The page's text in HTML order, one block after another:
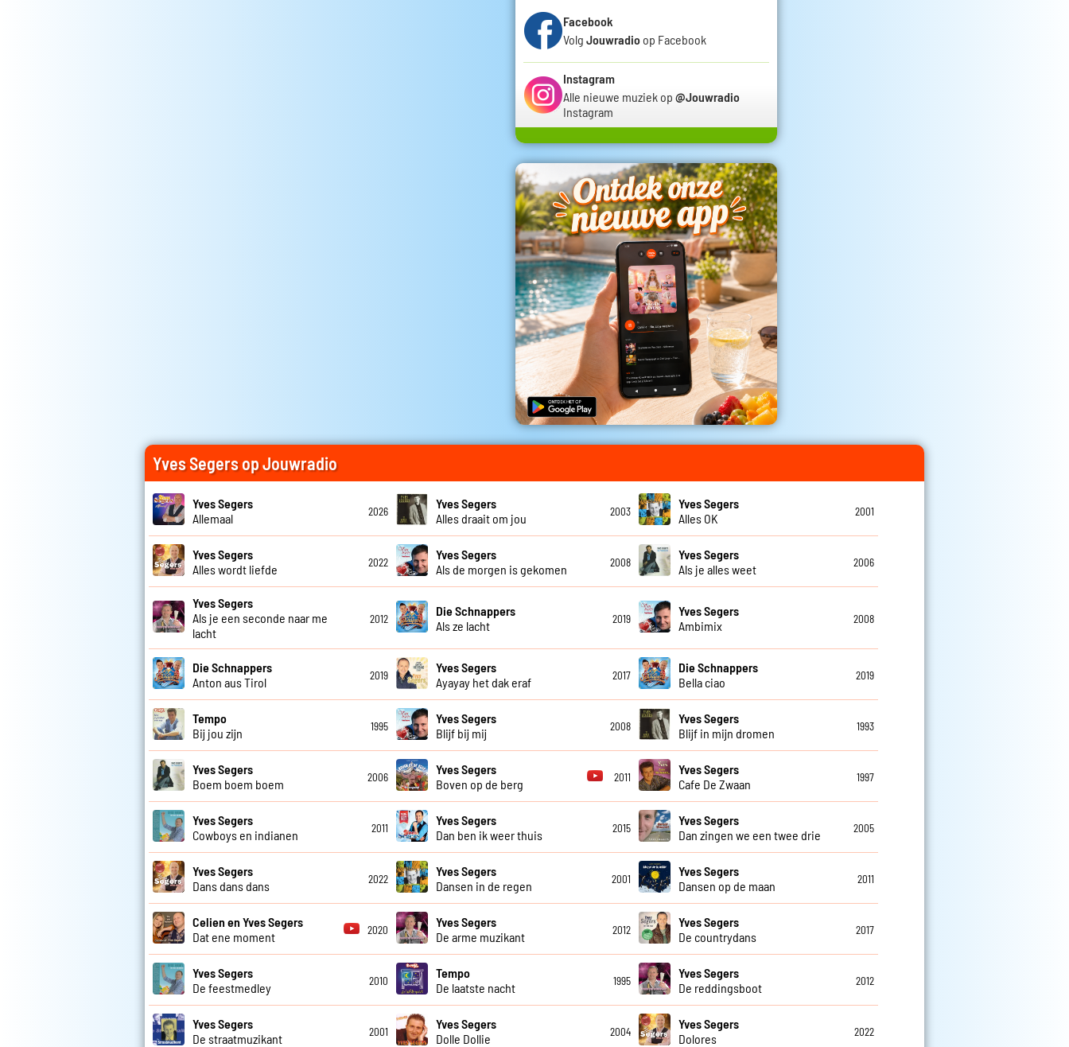
Facebook
Volg Jouwradio op Facebook
Instagram
Alle nieuwe muziek op @Jouwradio
Instagram
Yves Segers op Jouwradio
Yves Segers
Allemaal
2026
Yves Segers
Alles draait om jou
2003
Yves Segers
Alles OK
2001
Yves Segers
Alles wordt liefde
2022
Yves Segers
Als de morgen is gekomen
2008
Yves Segers
Als je alles weet
2006
Yves Segers
Als je een seconde naar me
lacht
2012
Die Schnappers
Als ze lacht
2019
Yves Segers
Ambimix
2008
Die Schnappers
Anton aus Tirol
2019
Yves Segers
Ayayay het dak eraf
2017
Die Schnappers
Bella ciao
2019
Tempo
Bij jou zijn
1995
Yves Segers
Blijf bij mij
2008
Yves Segers
Blijf in mijn dromen
1993
Yves Segers
Boem boem boem
2006
Yves Segers
Boven op de berg
2011
Yves Segers
Cafe De Zwaan
1997
Yves Segers
Cowboys en indianen
2011
Yves Segers
Dan ben ik weer thuis
2015
Yves Segers
Dan zingen we een twee drie
2005
Yves Segers
Dans dans dans
2022
Yves Segers
Dansen in de regen
2001
Yves Segers
Dansen op de maan
2011
Celien en Yves Segers
Dat ene moment
2020
Yves Segers
De arme muzikant
2012
Yves Segers
De countrydans
2017
Yves Segers
De feestmedley
2010
Tempo
De laatste nacht
1995
Yves Segers
De reddingsboot
2012
Yves Segers
De straatmuzikant
2001
Yves Segers
Dolle Dollie
2004
Yves Segers
Dolores
2022